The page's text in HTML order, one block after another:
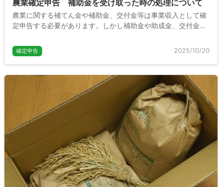
農業確定申告 補助金を受け取った時の処理について
農業に関する補てん金や補助金、交付金等は事業収入として確
定申告する必要があります。しかし補助金や助成金、交付金の
では農家の方が受け取る補助金の確定申告の取り扱いについて
説明します。
確定申告 2025/10/20